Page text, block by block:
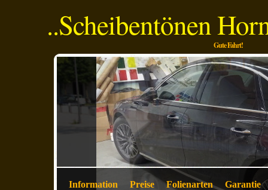
Information Preise Folienarten Garantie
..Scheibentönen
Gute Fahrt!